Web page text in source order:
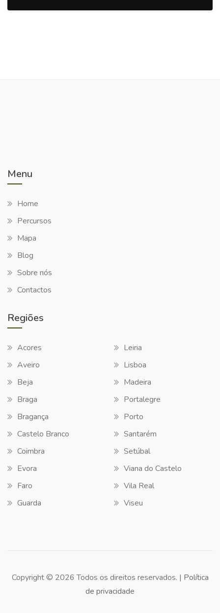
Menu
Home
Percursos
Mapa
Blog
Sobre nós
Contactos
Regiões
Acores
Aveiro
Beja
Braga
Bragança
Castelo Branco
Coimbra
Evora
Faro
Guarda
Leiria
Lisboa
Madeira
Portalegre
Porto
Santarém
Setúbal
Viana do Castelo
Vila Real
Viseu
Copyright © 2026 Todos os direitos reservados. | Política
de privacidade